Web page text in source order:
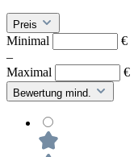
Preis
Minimal
€
–
Maximal
€
Bewertung mind.